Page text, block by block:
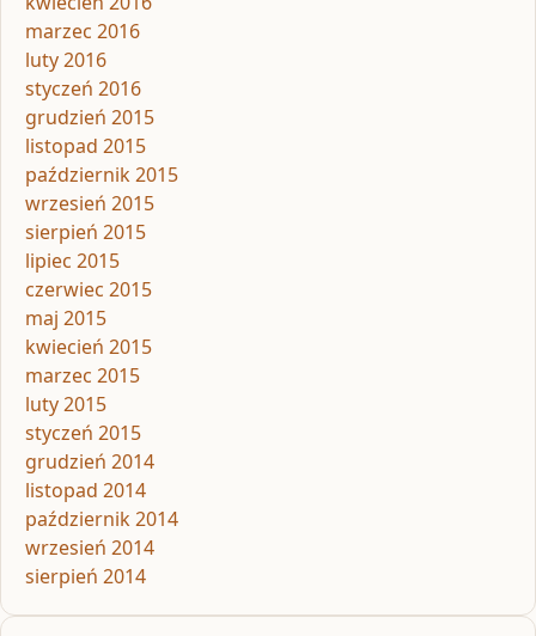
marzec 2016
luty 2016
styczeń 2016
grudzień 2015
listopad 2015
październik 2015
wrzesień 2015
sierpień 2015
lipiec 2015
czerwiec 2015
maj 2015
kwiecień 2015
marzec 2015
luty 2015
styczeń 2015
grudzień 2014
listopad 2014
październik 2014
wrzesień 2014
sierpień 2014